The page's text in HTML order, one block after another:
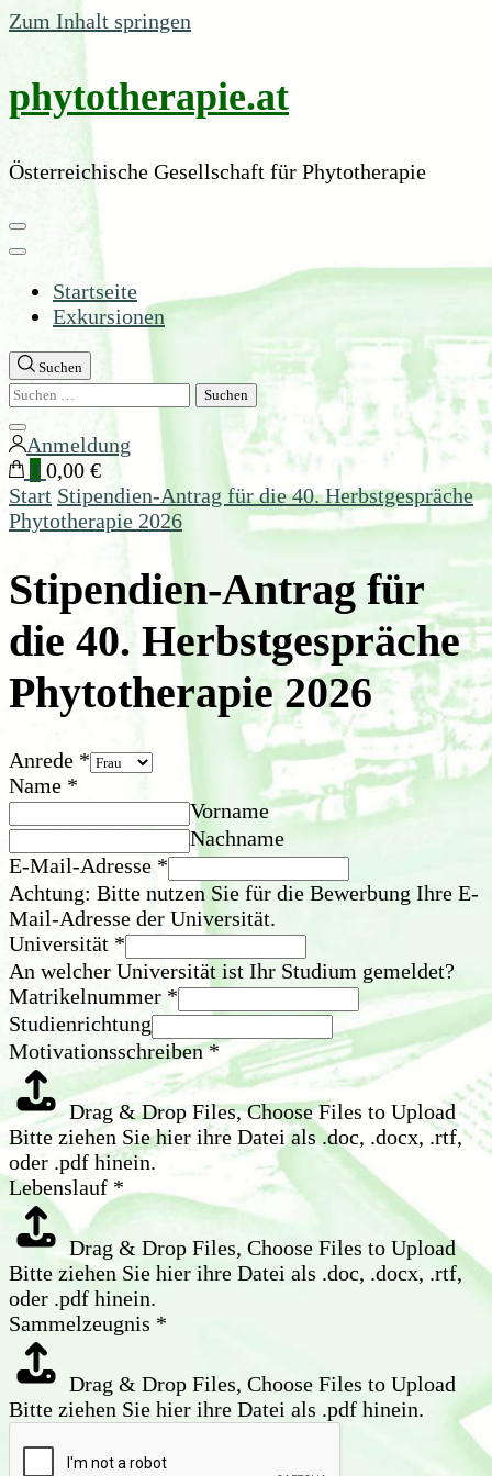
Zum Inhalt springen
phytotherapie.at
Österreichische Gesellschaft für Phytotherapie
Startseite
Exkursionen
Suchen
Suchen
Suche
schließen
Anmeldung
0 0,00 €
Start Stipendien-Antrag für die 40. Herbstgespräche
Phytotherapie 2026
Stipendien-Antrag für
die 40. Herbstgespräche
Phytotherapie 2026
Anrede *
Name *
Vorname
Nachname
E-Mail-Adresse *
Achtung: Bitte nutzen Sie für die Bewerbung Ihre E-
Mail-Adresse der Universität.
Universität *
An welcher Universität ist Ihr Studium gemeldet?
Matrikelnummer *
Studienrichtung
Motivationsschreiben*
Drag & Drop Files,Choose Files to Upload
Bitte ziehen Sie hier ihre Datei als .doc, .docx, .rtf,
oder .pdf hinein.
Lebenslauf *
Drag & Drop Files, Choose Files to Upload
Bitte ziehen Sie hier ihre Datei als .doc, .docx, .rtf,
oder .pdf hinein.
Sammelzeugnis *
Drag & Drop Files, Choose Files to Upload
Bitte ziehen Sie hier ihre Datei als .pdf hinein.